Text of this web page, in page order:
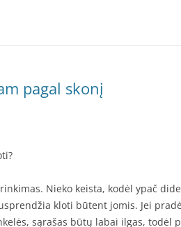
pagal skonį
Nieko keista, kodėl ypač
kloti būtent jomis. Jei
sąrašas būtų labai ilgas, todėl